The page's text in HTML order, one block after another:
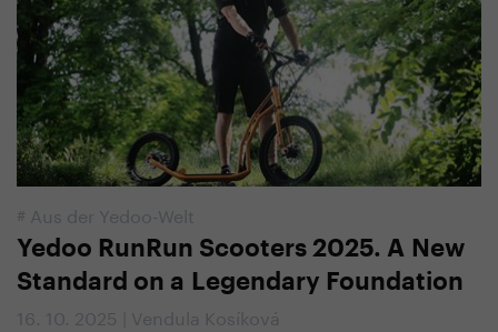
# Aus der Yedoo-Welt
Yedoo RunRun Scooters 2025. A New
Standard on a Legendary Foundation
16. 10. 2025 | Vendula Kosíková